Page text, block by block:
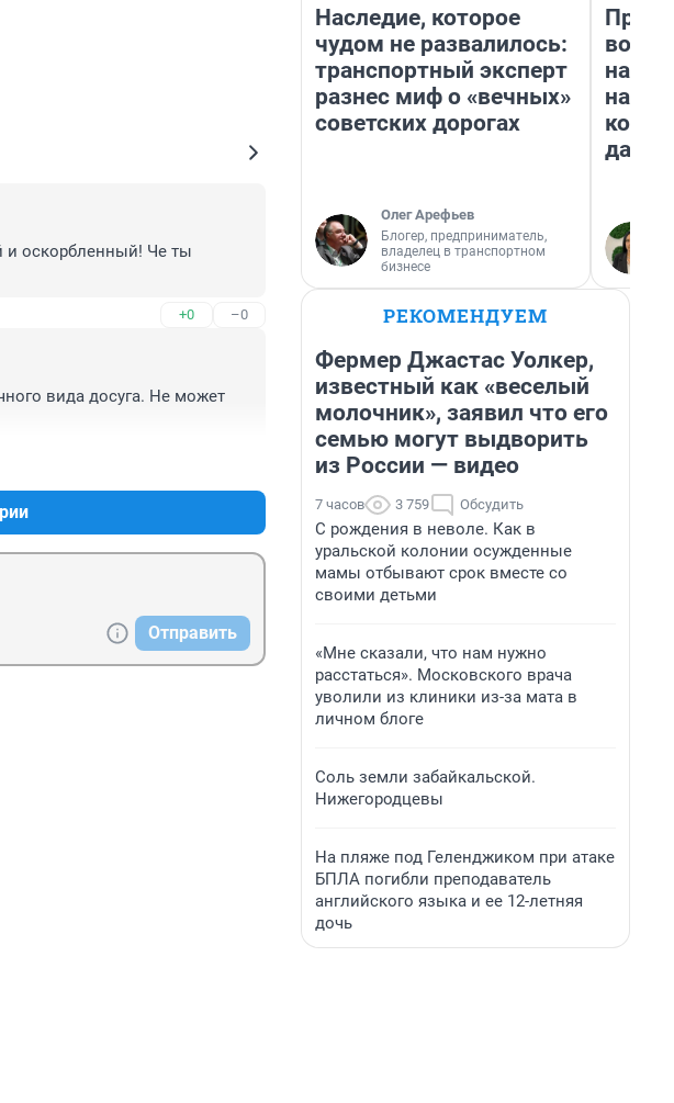
и оскорбленный! Че ты
+0 –0
вида досуга. Не может
Отправить
Наследие, которое
чудом не развалилось:
транспортный эксперт
разнес миф о «вечных»
советских дорогах
Олег Арефьев
Блогер, предприниматель,
владелец в транспортном
бизнесе
нам
даже
РЕКОМЕНДУЕМ
Фермер Джастас Уолкер,
известный как «веселый
молочник», заявил что его
семью могут выдворить
из России — видео
7 часов 3 759 Обсудить
С рождения в неволе. Как в
уральской колонии осужденные
мамы отбывают срок вместе со
своими детьми
«Мне сказали, что нам нужно
расстаться». Московского врача
уволили из клиники из-за мата в
личном блоге
Соль земли забайкальской.
Нижегородцевы
На пляже под Геленджиком при атаке
БПЛА погибли преподаватель
английского языка и ее 12-летняя
дочь